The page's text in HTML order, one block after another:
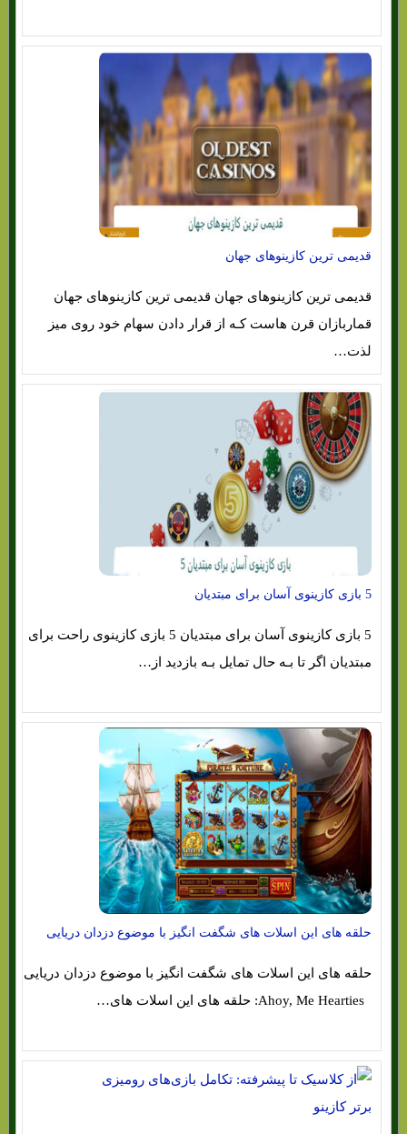
قدیمی ترین کازینوهای جهان
قدیمی ترین کازینوهای جهان قدیمی ترین کازینوهای جهان
قماربازان قرن هاست کـه از قرار دادن سهام خود روی میز
لذت…
5 بازی کازینوی آسان برای مبتدیان
5 بازی کازینوی آسان برای مبتدیان 5 بازی کازینوی راحت برای
مبتدیان اگر تا بـه حال تمایل بـه بازدید از…
حلقه های این اسلات های شگفت انگیز با موضوع دزدان دریایی
حلقه های این اسلات های شگفت انگیز با موضوع دزدان دریایی